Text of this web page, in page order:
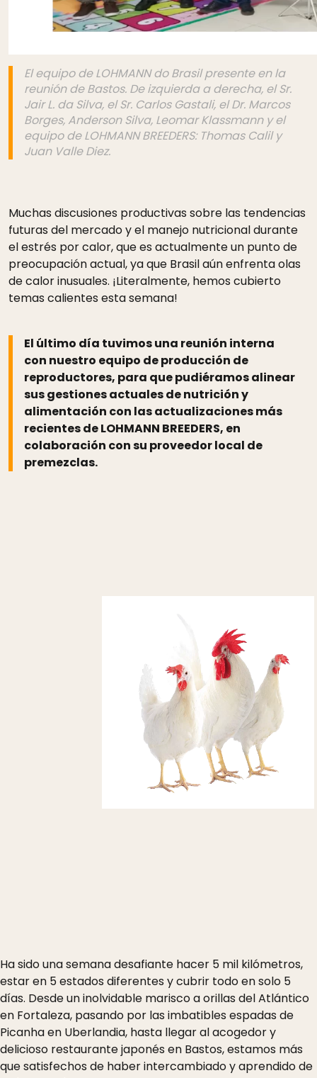
El equipo de LOHMANN do Brasil presente en la
reunión de Bastos. De izquierda a derecha, el Sr.
Jair L. da Silva, el Sr. Carlos Gastali, el Dr. Marcos
Borges, Anderson Silva, Leomar Klassmann y el
equipo de LOHMANN BREEDERS: Thomas Calil y
Juan Valle Diez.
Muchas discusiones productivas sobre las tendencias
futuras del mercado y el manejo nutricional durante
el estrés por calor, que es actualmente un punto de
preocupación actual, ya que Brasil aún enfrenta olas
de calor inusuales. ¡Literalmente, hemos cubierto
temas calientes esta semana!
El último día tuvimos una reunión interna
con nuestro equipo de producción de
reproductores, para que pudiéramos alinear
sus gestiones actuales de nutrición y
alimentación con las actualizaciones más
recientes de LOHMANN BREEDERS, en
colaboración con su proveedor local de
premezclas.
Ha sido una semana desafiante hacer 5 mil kilómetros,
estar en 5 estados diferentes y cubrir todo en solo 5
días. Desde un inolvidable marisco a orillas del Atlántico
en Fortaleza, pasando por las imbatibles espadas de
Picanha en Uberlandia, hasta llegar al acogedor y
delicioso restaurante japonés en Bastos, estamos más
que satisfechos de haber intercambiado y aprendido de